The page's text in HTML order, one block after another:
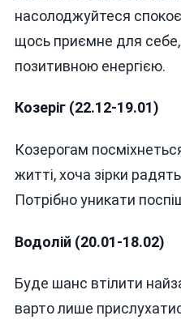
насолоджуйтеся
щось приємне для
позитивною енергією.
Козеріг (22.12-19.01)
Козерогам
житті, хоча зірки
Потрібно уникати
Водолій (20.01-18.02)
Буде шанс втілити
варто лише